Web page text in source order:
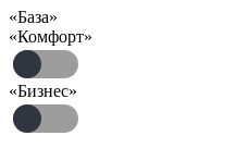
«База»
«Комфорт»
«Бизнес»